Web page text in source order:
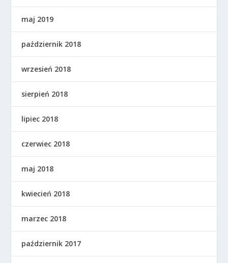
maj 2019
październik 2018
wrzesień 2018
sierpień 2018
lipiec 2018
czerwiec 2018
maj 2018
kwiecień 2018
marzec 2018
październik 2017